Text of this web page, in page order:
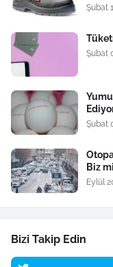
Şubat
Şubat
Şubat
Biz
Eylül
Bizi Takip Edin